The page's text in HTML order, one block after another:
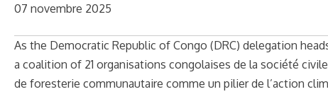
07 novembre 2025
As the Democratic Republic of Congo (DRC) delegation
a coalition of 21 organisations congolaises de la société
de foresterie communautaire comme un pilier de l’action